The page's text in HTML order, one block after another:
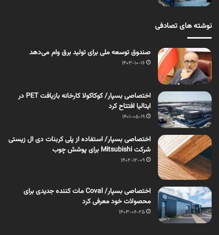
نوشته های تصادفی
صندوق توسعه ملی برای تولید برق وام می‌دهد
1403-10-16
اختصاصی بسپار/ کوکاکولا کارخانه بازیافت PET در
ایتالیا افتتاح کرد
1401-05-19
اختصاصی بسپار/ استفاده از پلی کربنات دی ال زیستی
شرکت Mitsubishi برای پوشش چوب
1402-12-09
اختصاصی بسپار/ Coval مات کننده جدیدی برای
محصولات خود معرفی کرد
1403-06-25